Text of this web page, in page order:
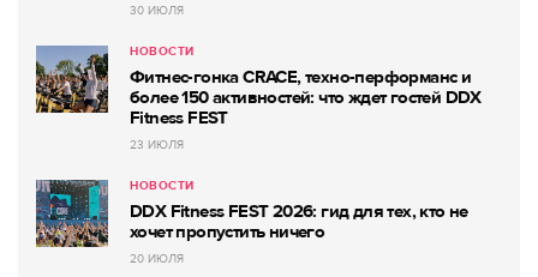
30 ИЮЛЯ
НОВОСТИ
Фитнес-гонка CRACE, техно-перформанс и
более 150 активностей: что ждет гостей DDX
Fitness FEST
23 ИЮЛЯ
НОВОСТИ
DDX Fitness FEST 2026: гид для тех, кто не
хочет пропустить ничего
20 ИЮЛЯ